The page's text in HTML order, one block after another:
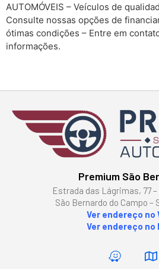
AUTOMÓVEIS – Veículos de
Consulte nossas opções de
ótimas condições – Entre em
informações.
Premium São
Estrada das Lágrimas, 77
São Bernardo do Campo –
Ver endereço no
Ver endereço no